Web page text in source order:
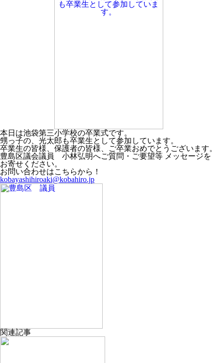
本日は池袋第三小学校の卒業式です。
甥っ子の、光太郎も卒業生として参加しています。
卒業生の皆様、保護者の皆様、ご卒業おめでとうございます。
豊島区議会議員 小林弘明へご質問・ご要望等 メッセージを
お寄せください。
お問い合わせはこちらから！
kobayashihiroaki@kobahiro.jp
関連記事